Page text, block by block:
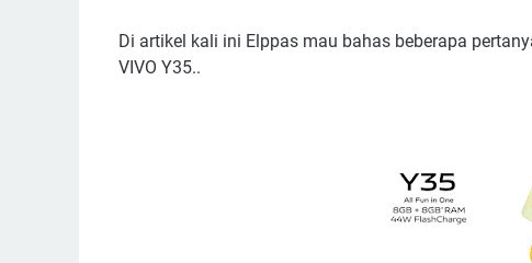
Di artikel kali ini Elppas mau bahas beberapa
VIVO Y35..